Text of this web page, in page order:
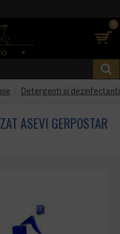
0
Detergenti si dezinfectanti
ASEVI GERPOSTAR